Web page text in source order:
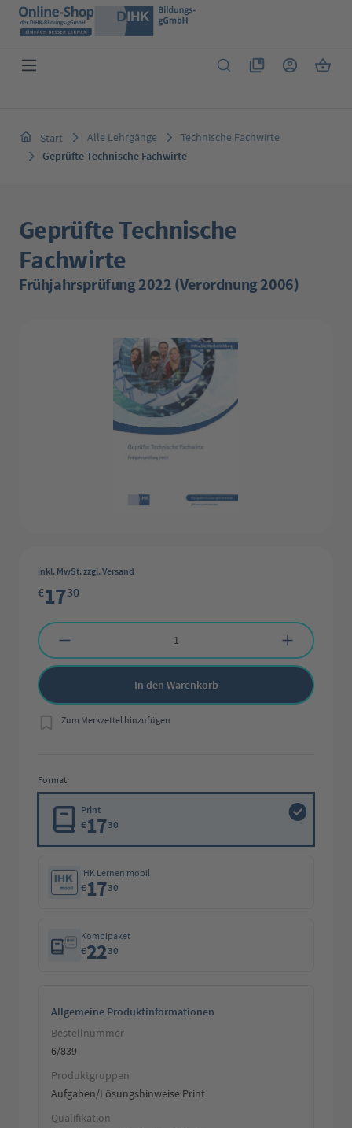
Zum Hauptinhalt springen
Du hast 0 Produkte
Start Alle Lehrgänge
Technische Fachwirte
Geprüfte Technische Fachwirte
Geprüfte Technische
Fachwirte
Frühjahrsprüfung 2022 (Verordnung 2006)
inkl. MwSt. zzgl. Versand
€1730
Produkt Anzahl: Gib den gewünschten Wert ein oder benutze die
In den Warenkorb
Zum Merkzettel hinzufügen
Format:
Print
€1730
IHK Lernen mobil
€1730
Kombipaket
€2230
Allgemeine Produktinformationen
Bestellnummer
6/839
Produktgruppen
Aufgaben/Lösungshinweise Print
Qualifikation